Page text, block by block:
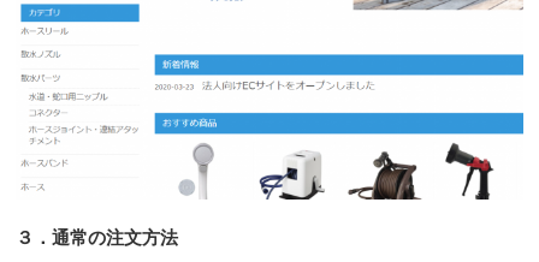
３．通常の注文方法